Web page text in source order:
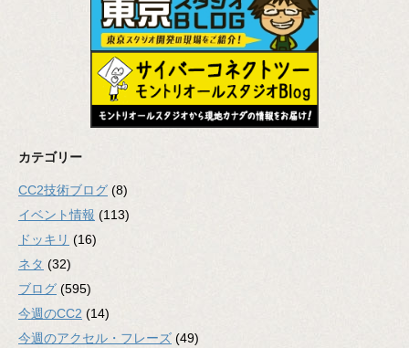
カテゴリー
CC2技術ブログ (8)
イベント情報 (113)
ドッキリ (16)
ネタ (32)
ブログ (595)
今週のCC2 (14)
今週のアクセル・フレーズ (49)